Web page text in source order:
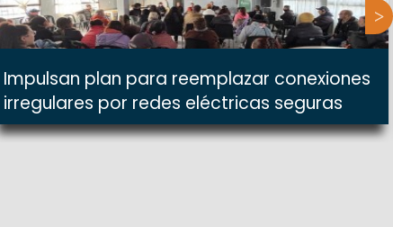
Impulsan plan para reemplazar conexiones
irregulares por redes eléctricas seguras